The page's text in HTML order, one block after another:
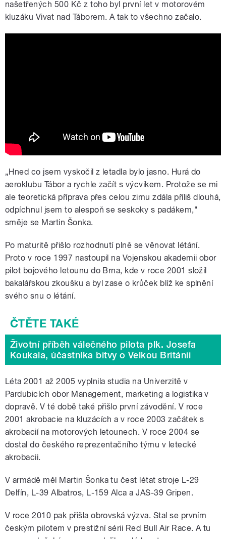
našetřených 500 Kč z toho byl první let v motorovém
kluzáku Vivat nad Táborem. A tak to všechno začalo.
„Hned co jsem vyskočil z letadla bylo jasno. Hurá do
aeroklubu Tábor a rychle začít s výcvikem. Protože se mi
ale teoretická příprava přes celou zimu zdála příliš dlouhá,
odpíchnul jsem to alespoň se seskoky s padákem,"
směje se Martin Šonka.
Po maturitě přišlo rozhodnutí plně se věnovat létání.
Proto v roce 1997 nastoupil na Vojenskou akademii obor
pilot bojového letounu do Brna, kde v roce 2001 složil
bakalářskou zkoušku a byl zase o krůček blíž ke splnění
svého snu o létání.
Životní příběh válečného pilota plk. Josefa
Koukala, účastníka bitvy o Velkou Británii
Léta 2001 až 2005 vyplnila studia na Univerzitě v
Pardubicích obor Management, marketing a logistika v
dopravě. V té době také přišlo první závodění. V roce
2001 akrobacie na kluzácích a v roce 2003 začátek s
akrobacií na motorových letounech. V roce 2004 se
dostal do českého reprezentačního týmu v letecké
akrobacii.
V armádě měl Martin Šonka tu čest létat stroje L-29
Delfín, L-39 Albatros, L-159 Alca a JAS-39 Gripen.
V roce 2010 pak přišla obrovská výzva. Stal se prvním
českým pilotem v prestižní sérii Red Bull Air Race. A tu